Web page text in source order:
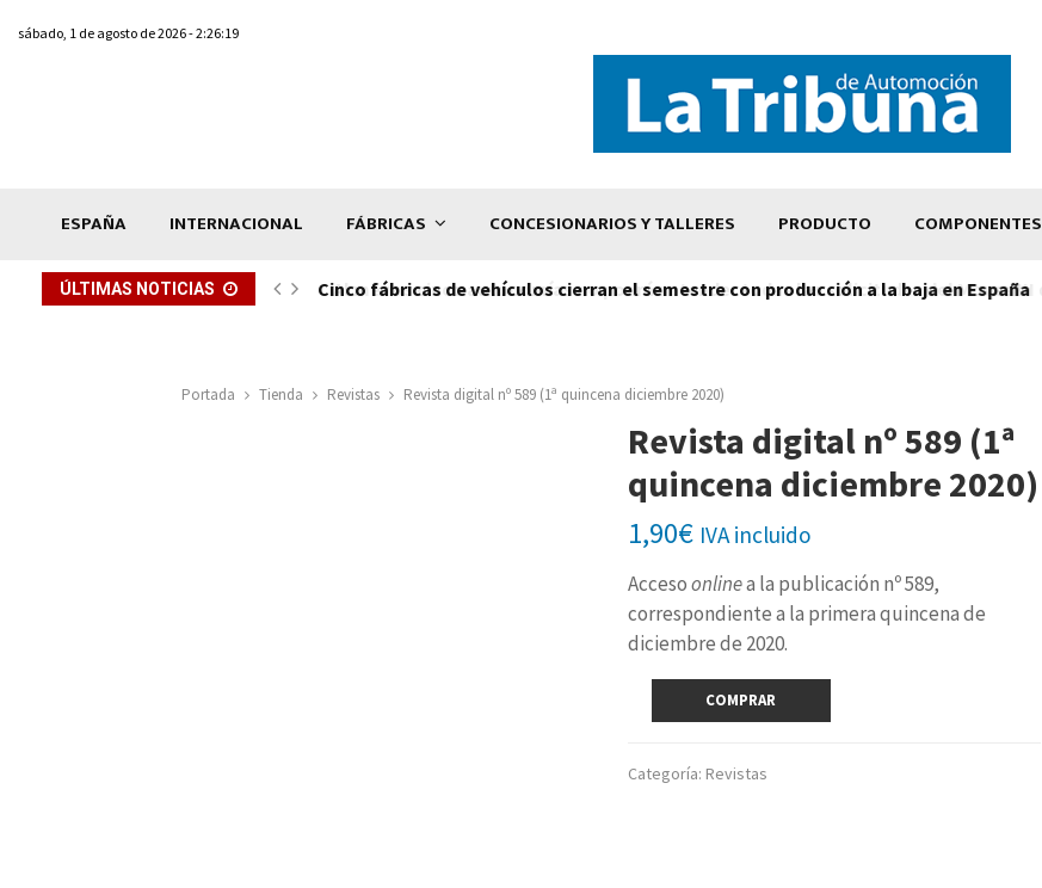
sábado, 1 de agosto de 2026 - 2:26:19
ESPAÑA INTERNACIONAL FÁBRICAS CONCESIONARIOS Y TALLERES PRODUCTO COMPONENTES
ÚLTIMAS NOTICIAS
de... Cinco fábricas de vehículos cierran el semestre con producción a la baja en España
Portada Tienda Revistas Revista digital nº 589 (1ª quincena diciembre 2020)
Revista digital nº 589 (1ª
quincena diciembre 2020)
1,90€ IVA incluido
Accesoonlinea la publicación nº 589,
correspondiente a la primera quincena de
diciembre de 2020.
589
COMPRAR
Categoría: Revistas